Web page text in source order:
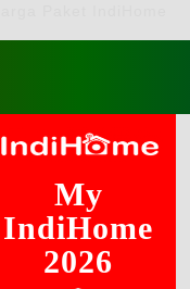
My
IndiHome
2026